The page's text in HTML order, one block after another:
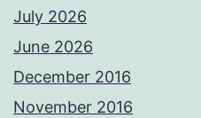
July 2026
June 2026
December 2016
November 2016